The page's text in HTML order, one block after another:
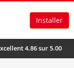
Installer
4.86 sur 5.00